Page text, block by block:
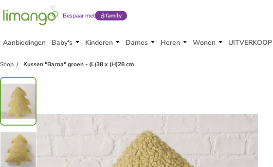
Bespaar met family
Aanbiedingen Baby's Kinderen Dames Heren Wonen UITVERKOOP
Shop Kussen "Barna" groen - (L)38 x (H)28 cm